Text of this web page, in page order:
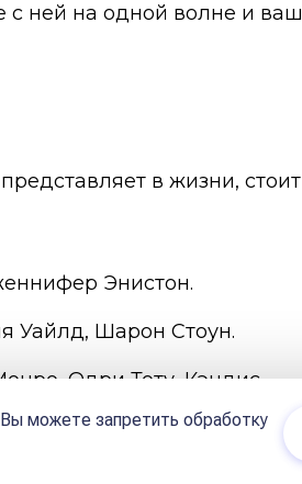
с ней на одной волне и ваш
в жизни, стоит
Энистон.
Уайлд, Шарон Стоун.
Одри Тоту, Кэндис
можете запретить обработку